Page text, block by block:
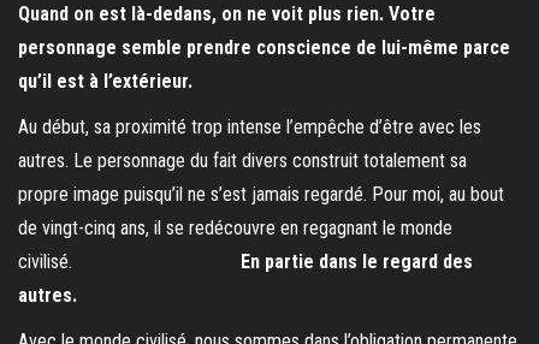
Quand on est là-dedans, on ne voit plus rien. Votre
personnage semble prendre conscience de lui-même parce
qu’il est à l’extérieur.
Au début, sa proximité trop intense l’empêche d’être avec les
autres. Le personnage du fait divers construit totalement sa
propre image puisqu’il ne s’est jamais regardé. Pour moi, au bout
de vingt-cinq ans, il se redécouvre en regagnant le monde
civilisé. En partie dans le regard des
autres.